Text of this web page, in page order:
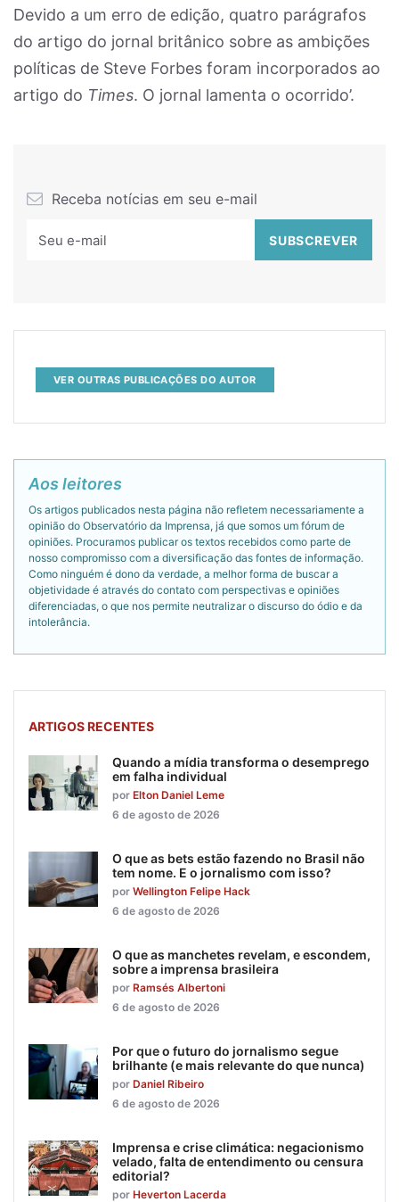
Devido a um erro de edição, quatro parágrafos
do artigo do jornal britânico sobre as ambições
políticas de Steve Forbes foram incorporados ao
artigo do Times. O jornal lamenta o ocorrido’.
Receba notícias em seu e-mail
VER OUTRAS PUBLICAÇÕES DO AUTOR
Aos leitores
Os artigos publicados nesta página não refletem necessariamente a
opinião do Observatório da Imprensa, já que somos um fórum de
opiniões. Procuramos publicar os textos recebidos como parte de
nosso compromisso com a diversificação das fontes de informação.
Como ninguém é dono da verdade, a melhor forma de buscar a
objetividade é através do contato com perspectivas e opiniões
diferenciadas, o que nos permite neutralizar o discurso do ódio e da
intolerância.
ARTIGOS RECENTES
Quando a mídia transforma o desemprego
em falha individual
por Elton Daniel Leme
6 de agosto de 2026
O que as bets estão fazendo no Brasil não
tem nome. E o jornalismo com isso?
por Wellington Felipe Hack
6 de agosto de 2026
O que as manchetes revelam, e escondem,
sobre a imprensa brasileira
por Ramsés Albertoni
6 de agosto de 2026
Por que o futuro do jornalismo segue
brilhante (e mais relevante do que nunca)
por Daniel Ribeiro
6 de agosto de 2026
Imprensa e crise climática: negacionismo
velado, falta de entendimento ou censura
editorial?
por Heverton Lacerda